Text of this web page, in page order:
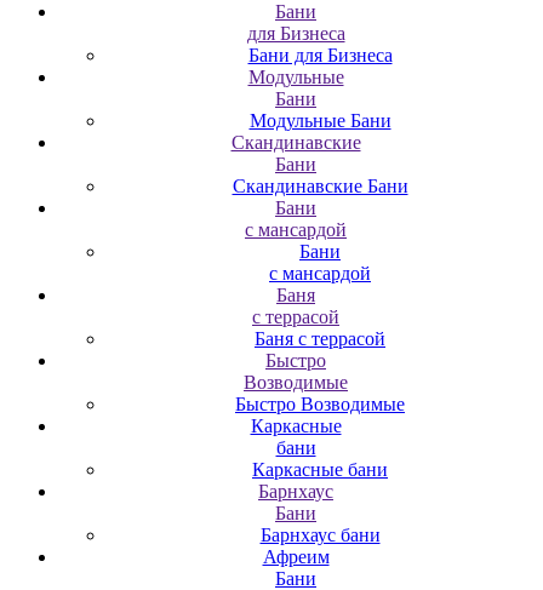
Бани
для Бизнеса
Бани для Бизнеса
Модульные
Бани
Модульные Бани
Скандинавские
Бани
Скандинавские Бани
Бани
с мансардой
Бани
с мансардой
Баня
с террасой
Баня с террасой
Быстро
Возводимые
Быстро Возводимые
Каркасные
бани
Каркасные бани
Барнхаус
Бани
Барнхаус бани
Афреим
Бани